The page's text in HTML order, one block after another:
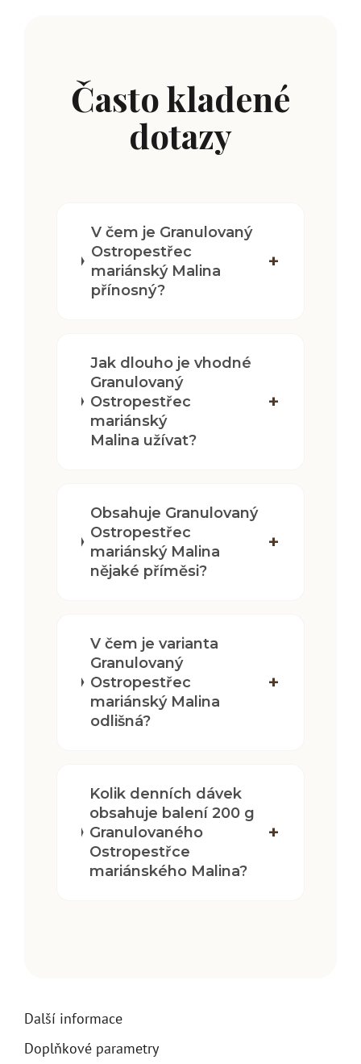
Často kladené
dotazy
V čem je Granulovaný
Ostropestřec
mariánský Malina
přínosný?
Jak dlouho je vhodné
Granulovaný
Ostropestřec
mariánský
Malina užívat?
Obsahuje Granulovaný
Ostropestřec
mariánský Malina
nějaké příměsi?
V čem je varianta
Granulovaný
Ostropestřec
mariánský Malina
odlišná?
Kolik denních dávek
obsahuje balení 200 g
Granulovaného
Ostropestřce
mariánského Malina?
Další informace
Doplňkové parametry